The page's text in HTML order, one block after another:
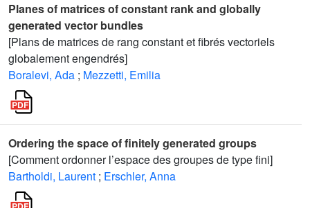
Planes of matrices of constant rank and globally
generated vector bundles
[Plans de matrices de rang constant et fibrés vectoriels
globalement engendrés]
Boralevi, Ada ; Mezzetti, Emilia
Ordering the space of finitely generated groups
[Comment ordonner l’espace des groupes de type fini]
Bartholdi, Laurent ; Erschler, Anna